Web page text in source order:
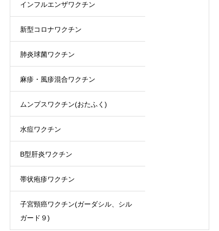
インフルエンザワクチン
新型コロナワクチン
肺炎球菌ワクチン
麻疹・風疹混合ワクチン
ムンプスワクチン(おたふく)
水痘ワクチン
B型肝炎ワクチン
帯状疱疹ワクチン
子宮頸癌ワクチン(ガーダシル、シル
ガード９)